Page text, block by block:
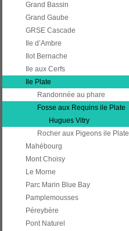
Grand Bassin
Grand Gaube
GRSE Cascade
Ile d’Ambre
Ilot Bernache
Ile aux Cerfs
Ile Plate
Randonnée au phare
Fosse aux Requins ile Plate
Hugues Vitry
Rocher aux Pigeons ile Plate
Mahébourg
Mont Choisy
Le Morne
Parc Marin Blue Bay
Pamplemousses
Péreybère
Pont Naturel